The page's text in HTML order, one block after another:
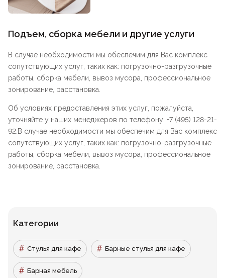
Подъем, сборка мебели и другие услуги
В случае необходимости мы обеспечим для Вас комплекс
сопутствующих услуг, таких как: погрузочно-разгрузочные
работы, сборка мебели, вывоз мусора, профессиональное
зонирование, расстановка.
Об условиях предоставления этих услуг, пожалуйста,
уточняйте у наших менеджеров по телефону: +7 (495) 128-21-
92.В случае необходимости мы обеспечим для Вас комплекс
сопутствующих услуг, таких как: погрузочно-разгрузочные
работы, сборка мебели, вывоз мусора, профессиональное
зонирование, расстановка.
Категории
Стулья для кафе Барные стулья для кафе
Барная мебель